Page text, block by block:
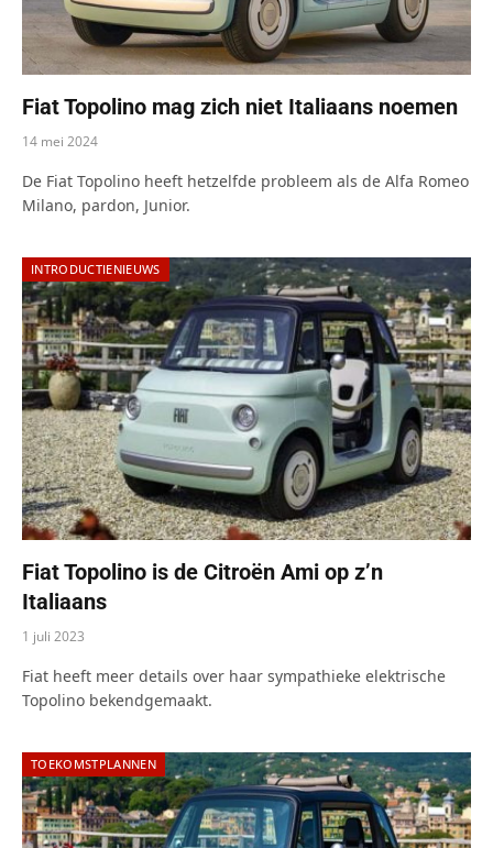
Fiat Topolino mag zich niet Italiaans noemen
14 mei 2024
De Fiat Topolino heeft hetzelfde probleem als de Alfa Romeo
Milano, pardon, Junior.
INTRODUCTIENIEUWS
Fiat Topolino is de Citroën Ami op z’n
Italiaans
1 juli 2023
Fiat heeft meer details over haar sympathieke elektrische
Topolino bekendgemaakt.
TOEKOMSTPLANNEN